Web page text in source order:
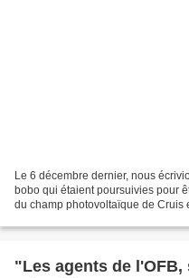
Le 6 décembre dernier, nous
bobo qui étaient poursuivies pour
du champ photovoltaïque de Cruis
"Les agents de